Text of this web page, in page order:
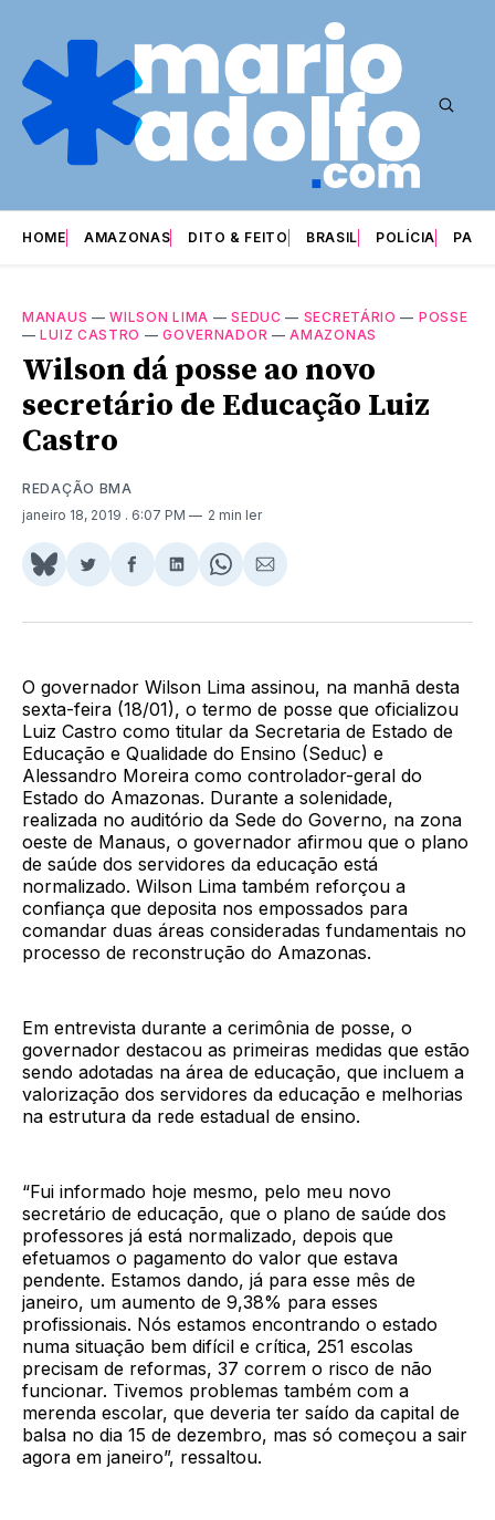
HOME AMAZONAS DITO & FEITO BRASIL POLÍCIA
MANAUS —WILSON LIMA —SEDUC — SECRETÁRIO — POSSE
—LUIZ CASTRO —GOVERNADOR —AMAZONAS
Wilson dá posse ao novo
secretário de Educação Luiz
Castro
REDAÇÃO BMA
janeiro 18, 2019 . 6:07 PM 2 min ler
Share
BlueSky
Compartilhar
Twitter
Compartilhar
Facebook
Compartilhar
LinkedIn
Share
WhatsApp
Compartilhar
Email
O governador Wilson Lima assinou, na manhã desta
sexta-feira (18/01), o termo de posse que oficializou
Luiz Castro como titular da Secretaria de Estado de
Educação e Qualidade do Ensino (Seduc) e
Alessandro Moreira como controlador-geral do
Estado do Amazonas. Durante a solenidade,
realizada no auditório da Sede do Governo, na zona
oeste de Manaus, o governador afirmou que o plano
de saúde dos servidores da educação está
normalizado. Wilson Lima também reforçou a
confiança que deposita nos empossados para
comandar duas áreas consideradas fundamentais no
processo de reconstrução do Amazonas.
Em entrevista durante a cerimônia de posse, o
governador destacou as primeiras medidas que estão
sendo adotadas na área de educação, que incluem a
valorização dos servidores da educação e melhorias
na estrutura da rede estadual de ensino.
“Fui informado hoje mesmo, pelo meu novo
secretário de educação, que o plano de saúde dos
professores já está normalizado, depois que
efetuamos o pagamento do valor que estava
pendente. Estamos dando, já para esse mês de
janeiro, um aumento de 9,38% para esses
profissionais. Nós estamos encontrando o estado
numa situação bem difícil e crítica, 251 escolas
precisam de reformas, 37 correm o risco de não
funcionar. Tivemos problemas também com a
merenda escolar, que deveria ter saído da capital de
balsa no dia 15 de dezembro, mas só começou a sair
agora em janeiro”, ressaltou.